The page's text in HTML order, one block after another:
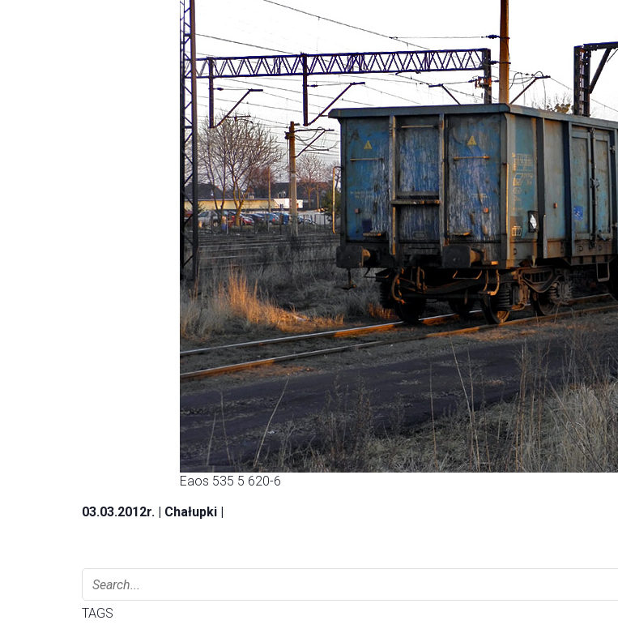
Eaos 535 5 620-6
03.03.2012r. | Chałupki |
TAGS